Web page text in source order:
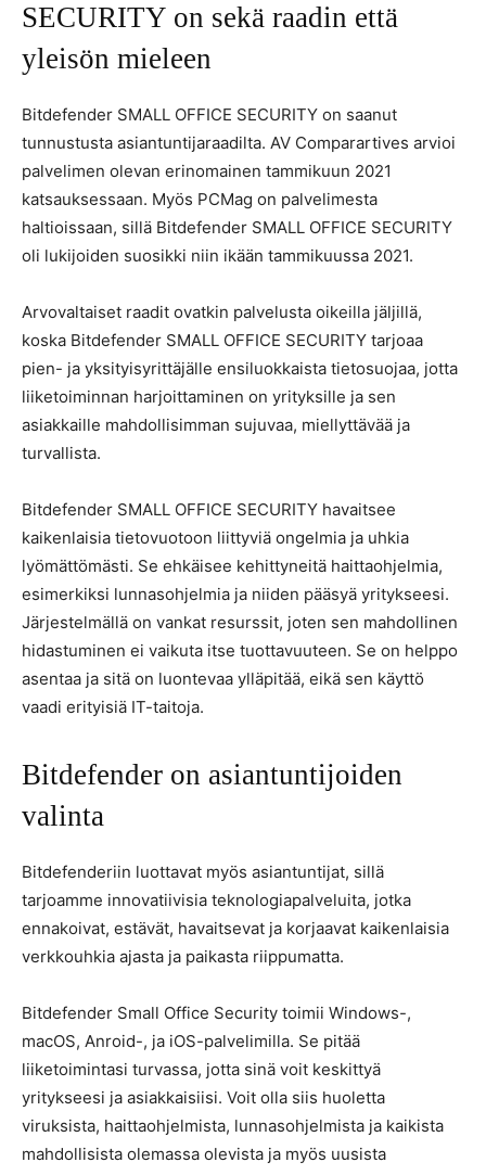
SECURITY on sekä raadin että
yleisön mieleen
Bitdefender SMALL OFFICE SECURITY on saanut
tunnustusta asiantuntijaraadilta. AV Comparartives arvioi
palvelimen olevan erinomainen tammikuun 2021
katsauksessaan. Myös PCMag on palvelimesta
haltioissaan, sillä Bitdefender SMALL OFFICE SECURITY
oli lukijoiden suosikki niin ikään tammikuussa 2021.
Arvovaltaiset raadit ovatkin palvelusta oikeilla jäljillä,
koska Bitdefender SMALL OFFICE SECURITY tarjoaa
pien- ja yksityisyrittäjälle ensiluokkaista tietosuojaa, jotta
liiketoiminnan harjoittaminen on yrityksille ja sen
asiakkaille mahdollisimman sujuvaa, miellyttävää ja
turvallista.
Bitdefender SMALL OFFICE SECURITY havaitsee
kaikenlaisia tietovuotoon liittyviä ongelmia ja uhkia
lyömättömästi. Se ehkäisee kehittyneitä haittaohjelmia,
esimerkiksi lunnasohjelmia ja niiden pääsyä yritykseesi.
Järjestelmällä on vankat resurssit, joten sen mahdollinen
hidastuminen ei vaikuta itse tuottavuuteen. Se on helppo
asentaa ja sitä on luontevaa ylläpitää, eikä sen käyttö
vaadi erityisiä IT-taitoja.
Bitdefender on asiantuntijoiden
valinta
Bitdefenderiin luottavat myös asiantuntijat, sillä
tarjoamme innovatiivisia teknologiapalveluita, jotka
ennakoivat, estävät, havaitsevat ja korjaavat kaikenlaisia
verkkouhkia ajasta ja paikasta riippumatta.
Bitdefender Small Office Security toimii Windows-,
macOS, Anroid-, ja iOS-palvelimilla. Se pitää
liiketoimintasi turvassa, jotta sinä voit keskittyä
yritykseesi ja asiakkaisiisi. Voit olla siis huoletta
viruksista, haittaohjelmista, lunnasohjelmista ja kaikista
mahdollisista olemassa olevista ja myös uusista